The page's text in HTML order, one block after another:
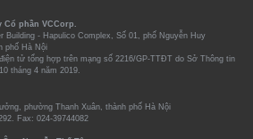
Cổ phần VCCorp.
Building - Hapulico Complex, Số 01, phố Nguyễn Huy
phố Hà Nội
tử tổng hợp trên mạng số 2216/GP-TTĐT do Sở Thông tin
tháng 4 năm 2019.
phường Thanh Xuân, thành phố Hà Nội
Fax: 024-39744082